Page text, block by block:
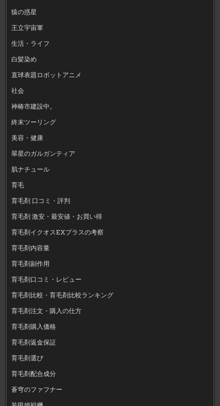
猿の惑星
王立宇宙軍
生活・ライフ
白髪染め
直球表題ロボットアニメ
社会
神椿市建設中。
終末ツーリング
美容・健康
翠星のガルガンティア
肌ナチュール
育毛
育毛剤 口コミ・評判
育毛剤 激安・最安値・お買い得
育毛剤イクオスEXプラスの考察
育毛剤内容量
育毛剤副作用
育毛剤口コミ・レビュー
育毛剤比較・育毛剤比較ランキング
育毛剤注文・購入の仕方
育毛剤購入価格
育毛剤返金保証
育毛剤選び
育毛剤配合成分
蒼穹のファフナー